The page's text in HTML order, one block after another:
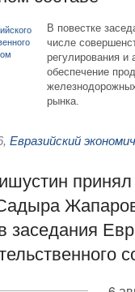
В повестке
числе
регулирования и
обеспечение
рынка.
, Евразийский
принял
заседания